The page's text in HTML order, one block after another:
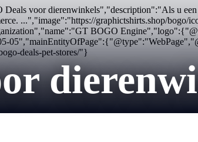
voor dierenwinkels","description":"Als u
...","image":"https://graphictshirts.shop/
BOGO
deals-pet-stores/"}